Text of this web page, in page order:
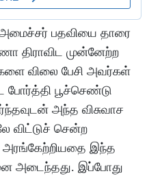
பதவியை தாரை
திராவிட முன்னேற்ற
விலை பேசி அவர்கள்
போர்த்தி பூச்செண்டு
அந்த விசுவாச
விட்டுச் சென்ற
இந்த
அடைந்தது. இப்போது